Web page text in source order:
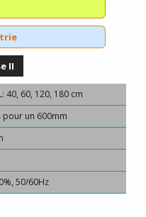
II
40, 60, 120, 180 cm
pour un 600mm
50/60Hz